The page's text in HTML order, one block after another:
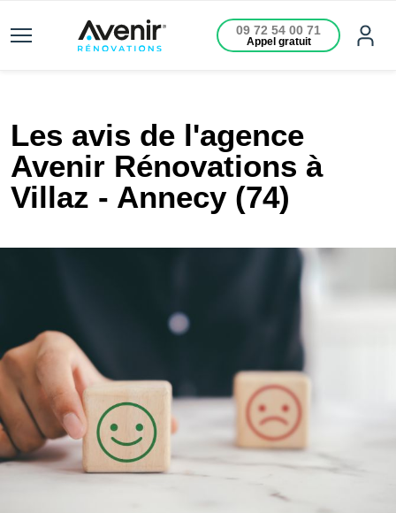
09 72 54 00 71
Appel gratuit
Les avis de l'agence
Avenir Rénovations à
Villaz - Annecy (74)